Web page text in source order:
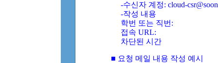
-수신자 계정: cloud-
-작성 내용
학번 또는 직번:
접속 URL:
차단된 시간
■ 요청 메일 내용 작성 예시